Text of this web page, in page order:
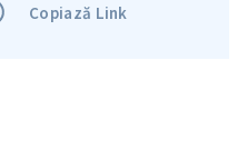
Copiază Link